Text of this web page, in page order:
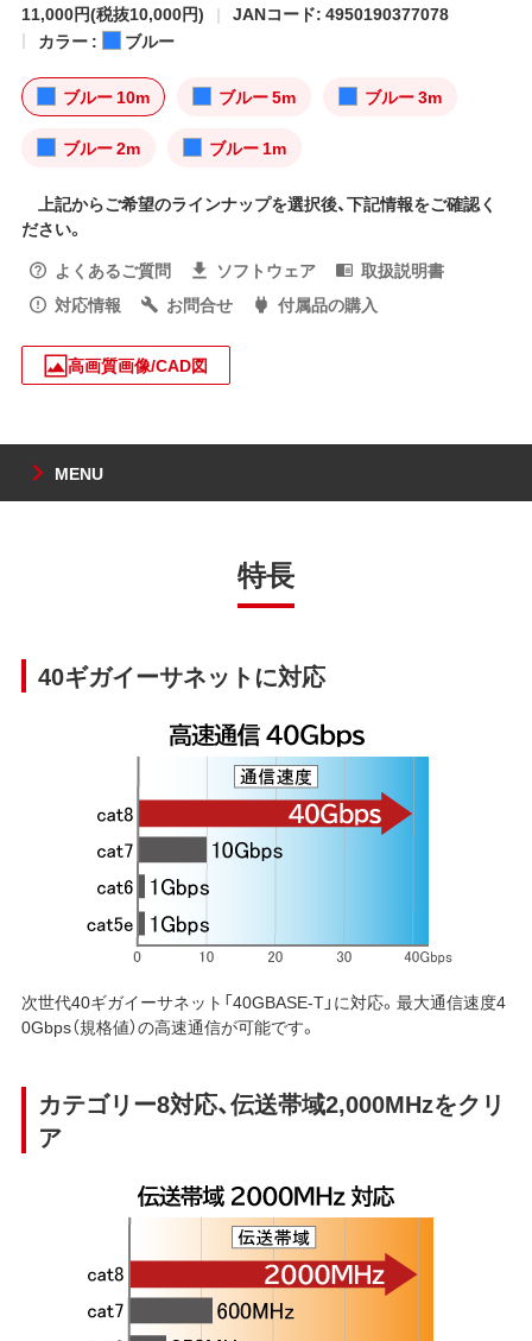
11,000円(税抜10,000円)
JANコード: 4950190377078
カラー :
ブルー
ブルー 10m ブルー 5m ブルー 3m
ブルー 2m ブルー 1m
上記からご希望のラインナップを選択後、下記情報をご確認く
ださい。
よくあるご質問
ソフトウェア
取扱説明書
対応情報
お問合せ 付属品の購入
高画質画像/CAD図
MENU
特長
40ギガイーサネットに対応
次世代40ギガイーサネット「40GBASE-T」に対応。最大通信速度4
0Gbps（規格値）の高速通信が可能です。
カテゴリー8対応、伝送帯域2,000MHzをクリ
ア